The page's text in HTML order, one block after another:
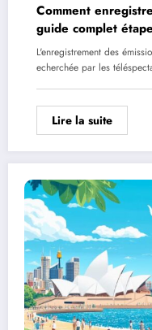
Comment
guide complet
L'enregistrement des
echerchée par les
Lire la suite